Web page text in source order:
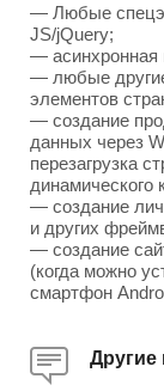
— Любые
JS/jQuery;
— асинхронная
— любые
элементов
— создание
данных через
перезагрузка
динамического
— создание
и других
— создание
(когда можно
смартфон
Другие